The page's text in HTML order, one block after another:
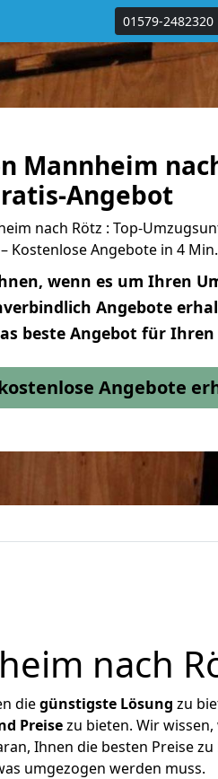
01579-2482320
Mannheim
Angebot
nach Rötz : Top-
Kostenlose Angebote in 4 Min.
wenn es um Ihren
Angebote
beste Angebot für Ihren
Angebote
nach
diegünstigste Lösung zu
Preisezu bieten. Wir wissen,
Ihnen die besten Preise zu
umgezogen werden muss.